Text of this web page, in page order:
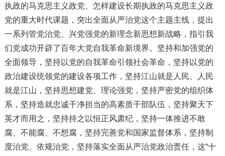
执政的马克思主义政党、怎样建设长期执政的马克思主义政
党的重大时代课题，突出全面从严治党这个主题主线，提出
一系列管党治党、兴党强党的新理念新思想新战略，指引我
们党成功开辟了百年大党自我革命新境界。坚持和加强党的
全面领导，坚持以党的自我革命引领社会革命，坚持以党的
政治建设统领党的建设各项工作，坚持江山就是人民、人民
就是江山，坚持思想建党、理论强党，坚持严密党的组织体
系，坚持造就忠诚干净担当的高素质干部队伍，坚持聚天下
英才而用之，坚持持之以恒正风肃纪，坚持一体推进不敢
腐、不能腐、不想腐，坚持完善党和国家监督体系，坚持制
度治党、依规治党，坚持落实全面从严治党政治责任，这“十